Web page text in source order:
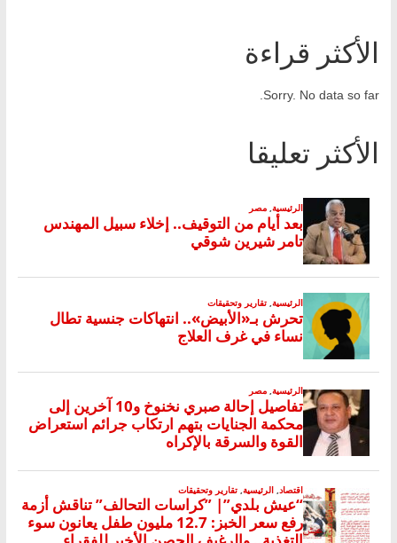
الأكثر قراءة
Sorry. No data so far.
الأكثر تعليقا